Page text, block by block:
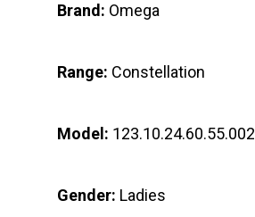
Brand: Omega
Range: Constellation
Model: 123.10.24.60.55.002
Gender: Ladies